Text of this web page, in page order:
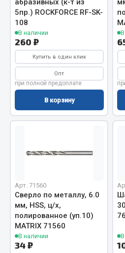
Весь раздел
РТИ
Кольца уплотнительные
Лента конвейерная
Манжеты
Паронит
Патрубки
Рукава высокого давления
Весь раздел
Автомобильная
Автолампы
абразивных (к-т из
5пр.) ROCKFORCE RF-SK-
108
В наличии
260 ₽
Купить в один клик
Опт
при полной предоплате
В корзину
В
Арт. 71560
Сверло по металлу, 6.0
мм, HSS, ц/х,
полированное (уп.10)
MATRIX 71560
В наличии
34 ₽
В